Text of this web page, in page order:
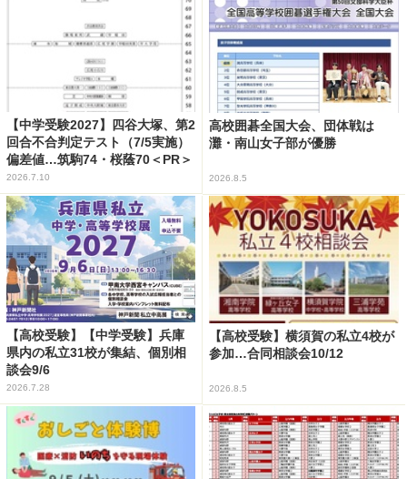
【中学受験2027】四谷大塚、第2
回合不合判定テスト（7/5実施）
偏差値…筑駒74・桜蔭70＜PR＞
2026.7.10
高校囲碁全国大会、団体戦は
灘・南山女子部が優勝
2026.8.5
【高校受験】【中学受験】兵庫
県内の私立31校が集結、個別相
談会9/6
2026.7.28
【高校受験】横須賀の私立4校が
参加…合同相談会10/12
2026.8.5